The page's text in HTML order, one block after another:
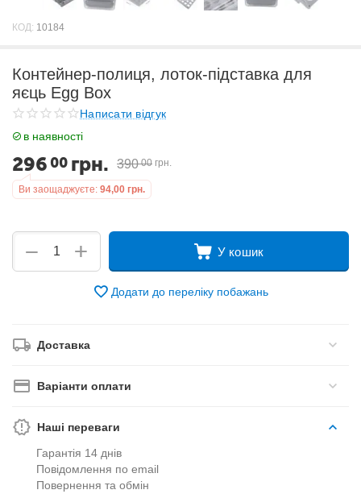
КОД: 10184
Контейнер-полиця, лоток-підставка для
яєць Egg Box
Написати відгук
в наявності
296 00 грн. 390 00 грн.
Ви заощаджуєте: 94,00 грн.
+
− У кошик
Додати до переліку побажань
Доставка
Варіанти оплати
Наші переваги
Гарантія 14 днів
Повідомлення по email
Повернення та обмін